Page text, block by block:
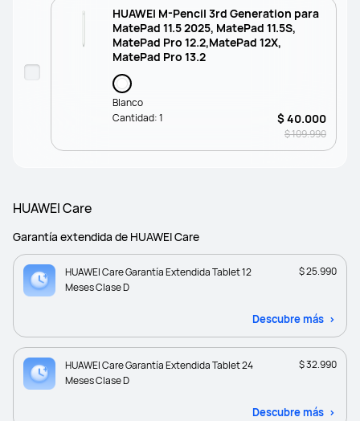
HUAWEI M-Pencil 3rd Generation para
MatePad 11.5 2025, MatePad 11.5S,
MatePad Pro 12.2,MatePad 12X,
MatePad Pro 13.2
Blanco
$ 40.000
$ 109.990
Cantidad:1
HUAWEI Care
Garantía extendida de HUAWEI Care
HUAWEI Care Garantía Extendida Tablet 12
Meses Clase D
$ 25.990
Descubre más
HUAWEI Care Garantía Extendida Tablet 24
Meses Clase D
$ 32.990
Descubre más